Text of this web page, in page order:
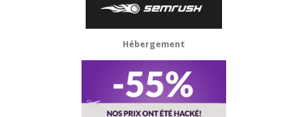
Hébergement